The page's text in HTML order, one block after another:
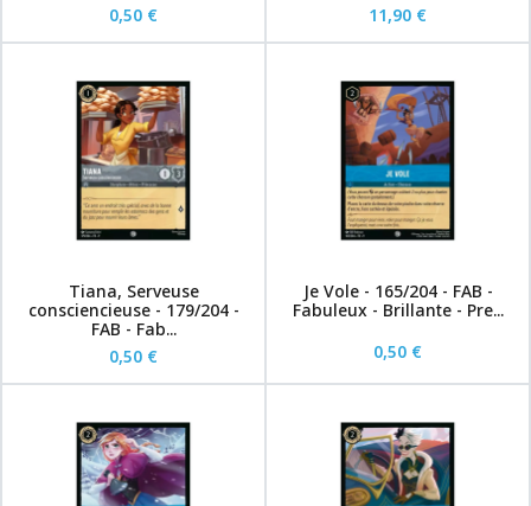
0,50 €
11,90 €
Tiana, Serveuse
consciencieuse - 179/204 -
FAB - Fab...
0,50 €
Je Vole - 165/204 - FAB -
Fabuleux - Brillante - Pre...
0,50 €